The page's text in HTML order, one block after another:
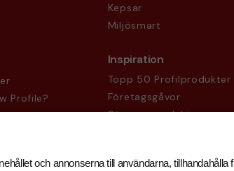
och annonserna till användarna, tillhandahålla
Profile?
Kepsar
Miljösmart
Inspiration
Topp 50 Profilprodukter
Företagsgåvor
Säsongsprodukter